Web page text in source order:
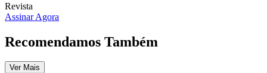
Revista
Assinar Agora
Recomendamos Também
Ver Mais